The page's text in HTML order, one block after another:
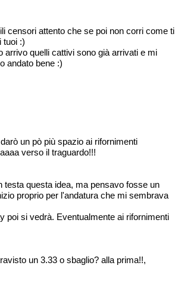
censori attento che se poi non corri come ti
tuoi :)
arrivo quelli cattivi sono già arrivati e mi
andato bene :)
un pò più spazio ai rifornimenti
verso il traguardo!!!
testa questa idea, ma pensavo fosse un
proprio per l'andatura che mi sembrava
poi si vedrà. Eventualmente ai rifornimenti
un 3.33 o sbaglio? alla prima!!,